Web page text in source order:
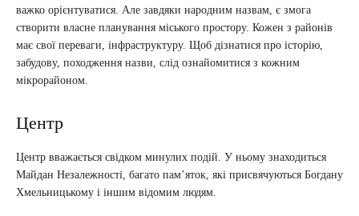
важко орієнтуватися. Але завдяки народним назвам, є змога
створити власне планування міського простору. Кожен з районів
має свої переваги, інфраструктуру. Щоб дізнатися про історію,
забудову, походження назви, слід ознайомитися з кожним
мікрорайоном.
Центр
Центр вважається свідком минулих подій. У ньому знаходиться
Майдан Незалежності, багато пам’яток, які присвячуються Богдану
Хмельницькому і іншим відомим людям.